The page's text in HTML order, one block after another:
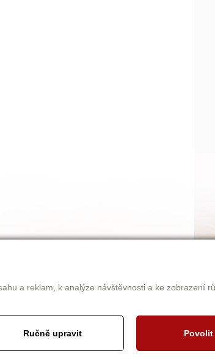
a reklam, k analýze návštěvnosti a ke zobrazení
Ručně upravit Povolit